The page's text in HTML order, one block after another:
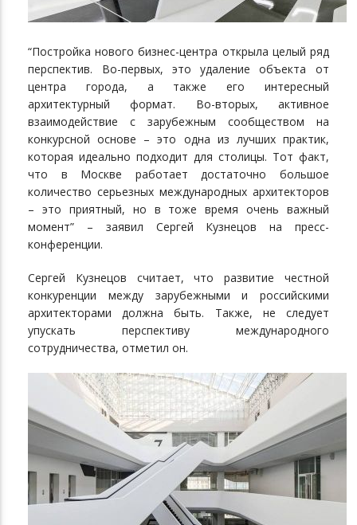
“Постройка нового бизнес-центра открыла целый ряд
перспектив. Во-первых, это удаление объекта от
центра города, а также его интересный
архитектурный формат. Во-вторых, активное
взаимодействие с зарубежным сообществом на
конкурсной основе – это одна из лучших практик,
которая идеально подходит для столицы. Тот факт,
что в Москве работает достаточно большое
количество серьезных международных архитекторов
– это приятный, но в тоже время очень важный
момент” – заявил Сергей Кузнецов на пресс-
конференции.
Сергей Кузнецов считает, что развитие честной
конкуренции между зарубежными и российскими
архитекторами должна быть. Также, не следует
упускать перспективу международного
сотрудничества, отметил он.